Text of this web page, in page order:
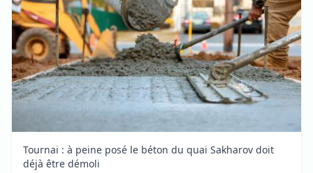
Tournai : à peine posé le béton du quai Sakharov doit
déjà être démoli